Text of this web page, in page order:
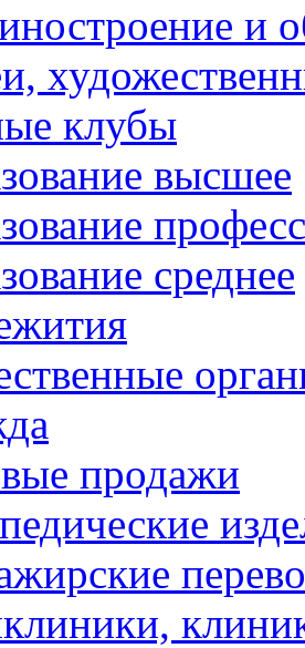
и
клубы
высшее
среднее
продажи